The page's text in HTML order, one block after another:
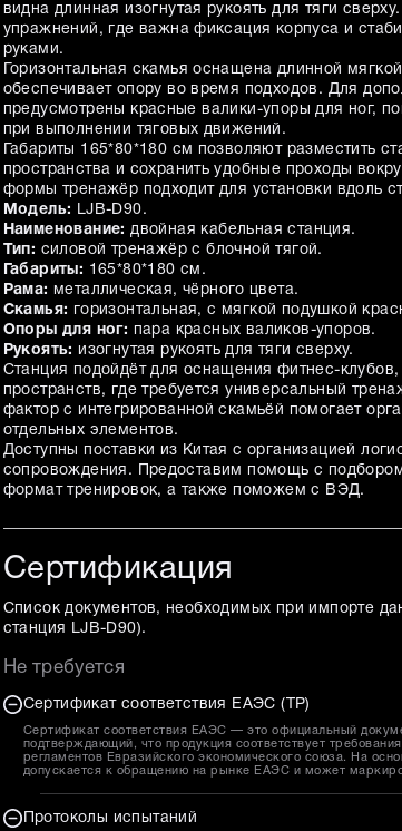
видна длинная изогнутая рукоять для тяги
упражнений, где важна фиксация корпуса и
руками.
Горизонтальная скамья оснащена длинной
обеспечивает опору во время подходов. Для
предусмотрены красные валики-упоры для ног,
при выполнении тяговых движений.
Габариты 165*80*180 см позволяют разместить
пространства и сохранить удобные проходы
формы тренажёр подходит для установки вдоль
Модель:
LJB-D90.
Наименование: двойная кабельная станция.
Тип: силовой тренажёр с блочной тягой.
Габариты: 165*80*180 см.
Рама: металлическая, чёрного цвета.
Скамья: горизонтальная, с мягкой подушкой
Опоры для ног: пара красных валиков-упоров.
Рукоять: изогнутая рукоять для тяги сверху.
Станция подойдёт для оснащения фитнес-
пространств, где требуется универсальный
фактор с интегрированной скамьёй помогает
отдельных элементов.
Доступны поставки из Китая с организацией
сопровождения. Предоставим помощь с
формат тренировок, а также поможем с ВЭД.
Сертификация
Список документов, необходимых при импорте
станция LJB-D90).
Не требуется
Сертификат соответствия ЕАЭС (ТР)
Сертификат соответствия ЕАЭС — это официальный
подтверждающий, что продукция соответствует
регламентов Евразийского экономического союза. На
допускается к обращению на рынке ЕАЭС и может
Протоколы испытаний